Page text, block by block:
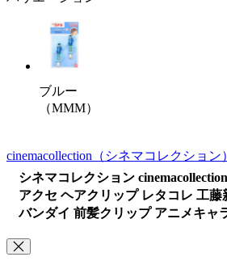
ブルー
（MMM）
cinemacollection （シネマコレクション）
シネマコレクション
アクセ ヘアクリップ レタコレ 工
バンダイ 前髪クリップ アニメキャ